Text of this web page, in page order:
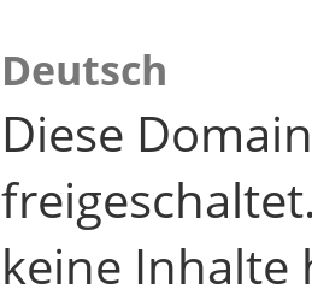
Deutsch
Diese
keine Inhalte